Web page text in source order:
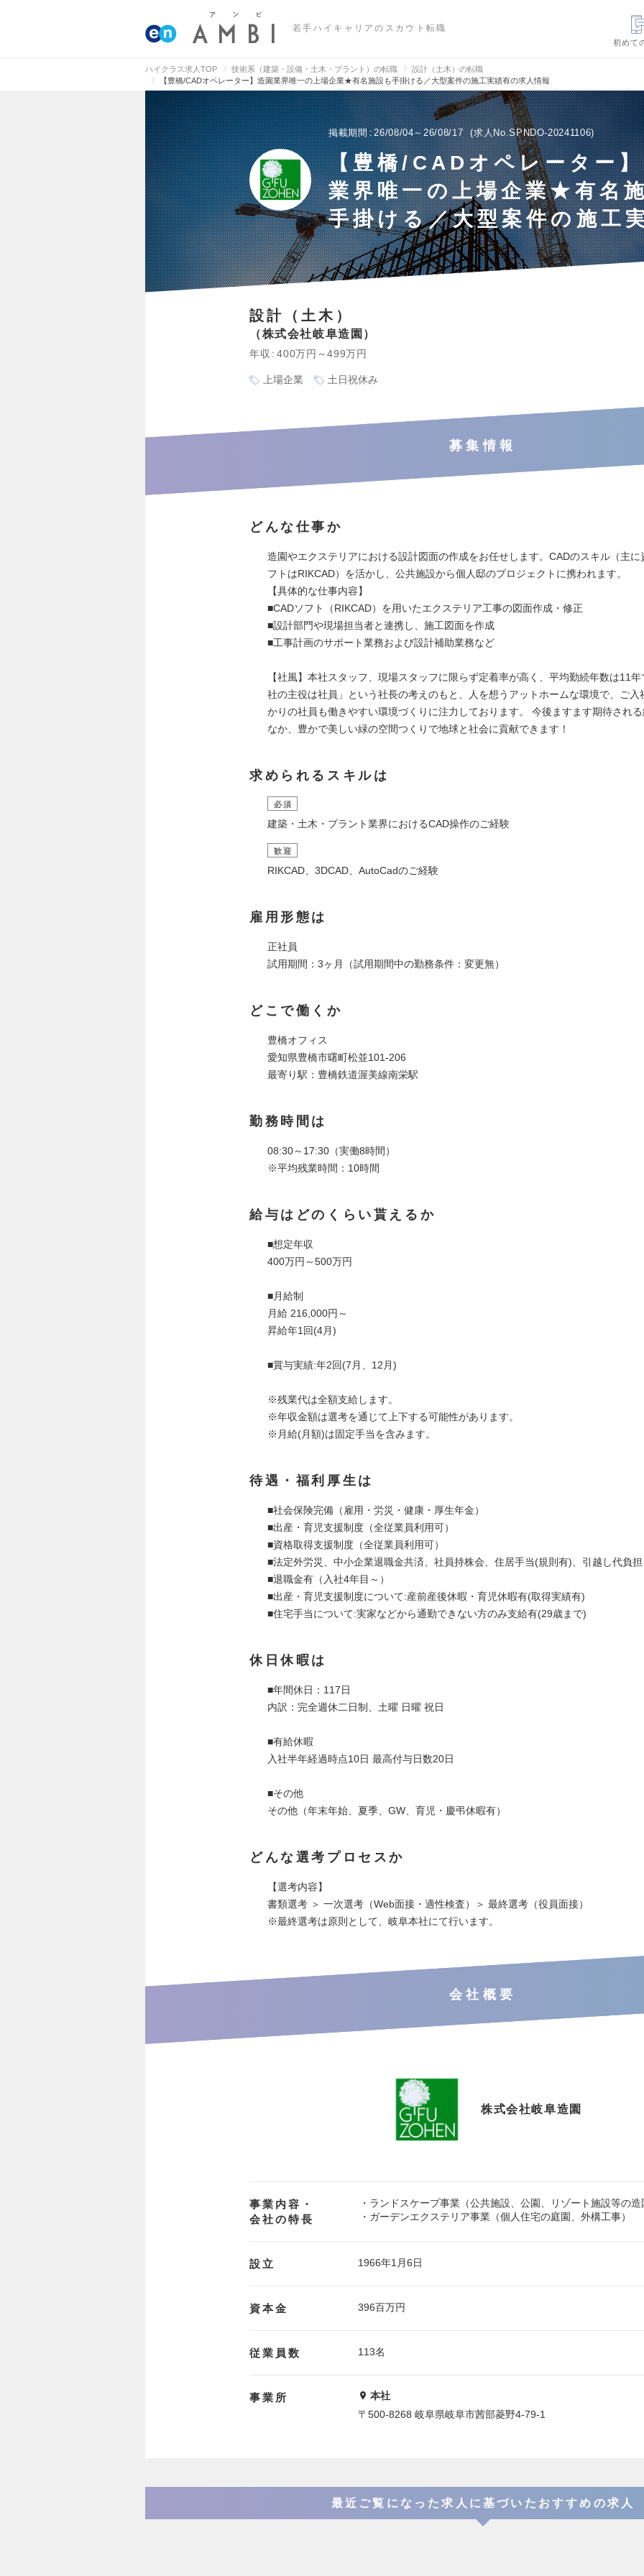
若手ハイキャリアのスカウト転職
初めて
ハイクラス求人TOP 技術系（建築・設備・土木・プラント）の転職
設計（土木）の転職
【豊橋/CADオペレーター】造園業界唯一の上場企業★有名施設も手掛ける／大型案件の施工実績有の求人情報
掲載期間 26/08/04～26/08/17 求人No.SPNDO-20241106
【豊橋/CADオペレーター
業界唯一の上場企業★有名
手掛ける／大型案件の施工
設計（土木）
株式会社岐阜造園
年収 400万円～499万円
上場企業 土日祝休み
募集情報
どんな仕事か
造園やエクステリアにおける設計図面の作成をお任せします。CADのスキル（主に
フトはRIKCAD）を活かし、公共施設から個人邸のプロジェクトに携われます。
【具体的な仕事内容】
■CADソフト（RIKCAD）を用いたエクステリア工事の図面作成・修正
■設計部門や現場担当者と連携し、施工図面を作成
■工事計画のサポート業務および設計補助業務など
【社風】本社スタッフ、現場スタッフに限らず定着率が高く、平均勤続年数は11
社の主役は社員」という社長の考えのもと、人を想うアットホームな環境で、ご入
かりの社員も働きやすい環境づくりに注力しております。 今後ますます期待され
なか、豊かで美しい緑の空間つくりで地球と社会に貢献できます！
求められるスキルは
必須
建築・土木・プラント業界におけるCAD操作のご経験
歓迎
RIKCAD、3DCAD、AutoCadのご経験
雇用形態は
正社員
試用期間：3ヶ月（試用期間中の勤務条件：変更無）
どこで働くか
豊橋オフィス
愛知県豊橋市曙町松並101-206
最寄り駅：豊橋鉄道渥美線南栄駅
勤務時間は
08:30～17:30（実働8時間）
※平均残業時間：10時間
給与はどのくらい貰えるか
■想定年収
400万円～500万円
■月給制
月給 216,000円～
昇給年1回(4月)
■賞与実績:年2回(7月、12月)
※残業代は全額支給します。
※年収金額は選考を通じて上下する可能性があります。
※月給(月額)は固定手当を含みます。
待遇・福利厚生は
■社会保険完備（雇用・労災・健康・厚生年金）
■出産・育児支援制度（全従業員利用可）
■資格取得支援制度（全従業員利用可）
■法定外労災、中小企業退職金共済、社員持株会、住居手当(規則有)、引越し代負
■退職金有（入社4年目～）
■出産・育児支援制度について:産前産後休暇・育児休暇有(取得実績有)
■住宅手当について:実家などから通勤できない方のみ支給有(29歳まで)
休日休暇は
■年間休日：117日
内訳：完全週休二日制、土曜 日曜 祝日
■有給休暇
入社半年経過時点10日 最高付与日数20日
■その他
その他（年末年始、夏季、GW、育児・慶弔休暇有）
どんな選考プロセスか
【選考内容】
書類選考 ＞ 一次選考（Web面接・適性検査）＞ 最終選考（役員面接）
※最終選考は原則として、岐阜本社にて行います。
会社概要
株式会社岐阜造園
事業内容・
会社の特長
・ランドスケープ事業（公共施設、公園、リゾート施設等の
・ガーデンエクステリア事業（個人住宅の庭園、外構工事）
設立 1966年1月6日
資本金 396百万円
従業員数 113名
事業所
本社
〒500-8268 岐阜県岐阜市茜部菱野4-79-1
最近ご覧になった求人に基づいたおすすめの求人